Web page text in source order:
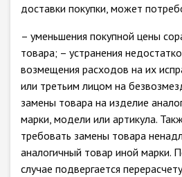
доставки покупки, может
– уменьшения покупной цены
товара; – устранения
возмещения расходов на их
или третьим лицом на
замены товара на изделие
марки, модели или артикула.
требовать замены товара
аналогичный товар иной марки.
случае подвергается